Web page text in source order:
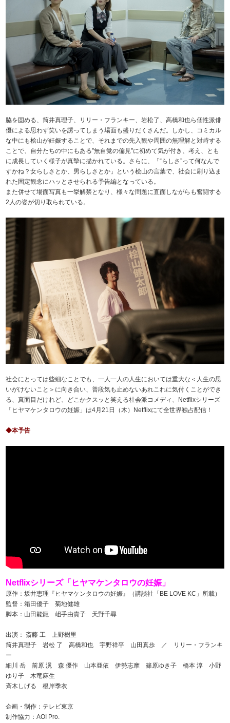
脇を固める、筒井真理子、リリー・フランキー、岩松了、高橋和也ら個性派俳
優による思わず笑いを誘ってしまう場面も盛りだくさんだ。しかし、コミカル
な中にも桧山が妊娠することで、それまでの先入観や周囲の無理解と対峙する
ことで、自分たちの中にもある”無自覚の偏見”に初めて気が付き、考え、とも
に成長していく様子が真摯に描かれている。さらに、「“らしさ”って何なんで
すかね？女らしさとか、男らしさとか」という桧山の言葉で、社会に刷り込ま
れた固定観念にハッとさせられる予告編となっている。
また併せて場面写真も一挙解禁となり、様々な問題に直面しながらも奮闘する
2人の姿が切り取られている。
社会にとっては些細なことでも、一人一人の人生においては重大な＜人生の思
いがけないこと＞に向き合い、普段気も止めないあれこれに気付くことができ
る、真面目だけれど、どこかクスッと笑える社会派コメディ、Netflixシリーズ
「ヒヤマケンタロウの妊娠」は4月21日（木）Netflixにて全世界独占配信！
◆本予告
Netflixシリーズ「ヒヤマケンタロウの妊娠」
原作：坂井恵理『ヒヤマケンタロウの妊娠』（講談社「BE LOVE KC」所載）
監督：箱田優子 菊地健雄
脚本：山田能龍 岨手由貴子 天野千尋
出演： 斎藤 工 上野樹里
筒井真理子 岩松 了 高橋和也 宇野祥平 山田真歩 ／ リリー・フランキ
ー
細川 岳 前原 滉 森 優作 山本亜依 伊勢志摩 篠原ゆき子 橋本 淳 小野
ゆり子 木竜麻生
斉木しげる 根岸季衣
企画・制作：テレビ東京
制作協力：AOI Pro.